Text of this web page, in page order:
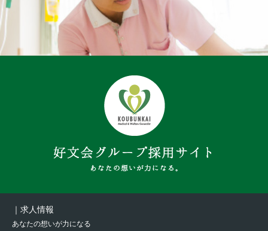
｜求人情報
あなたの想いが力になる